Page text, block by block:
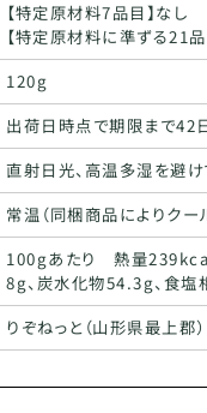
【特定原材料7品目】なし
【特定原材料に準ずる21品
120g
出荷日時点で期限まで42
直射日光、高温多湿を避
常温（同梱商品によりクー
100gあたり 熱量239kcal
8g、炭水化物54.3g、食塩
りぞねっと（山形県最上郡）